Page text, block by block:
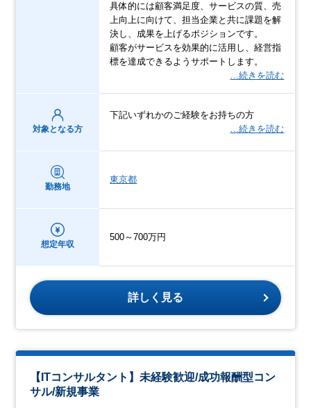
具体的には顧客満足度、サービスの質、売
上向上に向けて、担当企業と共に課題を解
決し、成果を上げるポジションです。
顧客がサービスを効果的に活用し、経営指
標を達成できるようサポートします。
…続きを読む
対象となる方
下記いずれかのご経験をお持ちの方
…続きを読む
勤務地
東京都
想定年収
500～700万円
詳しく見る
【ITコンサルタント】未経験歓迎/成功報酬型コン
サル/新規事業